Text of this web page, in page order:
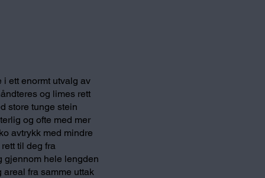
i ett enormt utvalg av
og limes rett
store tunge stein
og ofte med mer
avtrykk med mindre
til deg fra
gjennom hele lengden
fra samme uttak